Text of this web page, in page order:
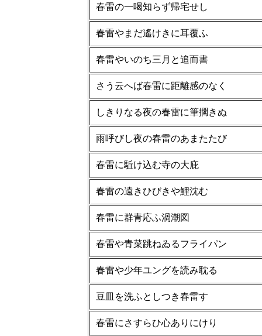
春雷の一喝知らず帰宅せし
春雷やまだ遙けきに耳覆ふ
春雷やいのち三月と追而書
さう云へば春雷に距離感のなく
しきりなる夜の春雷に筆擱きぬ
雨呼びし夜の春雷のあまたたび
春雷に駈け込む寺の大庇
春雷の遠きひびきや鯉沈む
春雷に群青応ふ渦潮図
春雷や青菜跳ねゐるフライパン
春雷や少年ユングを読み耽る
豆皿を洗ふとしつき春雷す
春雷にさすらひ心ありにけり